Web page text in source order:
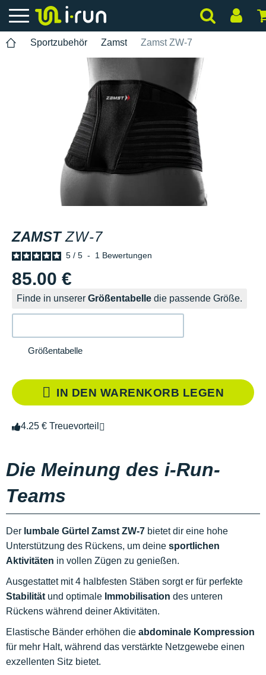
Sportzubehör Zamst Zamst ZW-7
ZAMST ZW-7
5 / 5 - 1 Bewertungen
85.00 €
Finde in unserer Größentabelle die passende Größe.
Größentabelle
IN DEN WARENKORB LEGEN
4.25 € Treuevorteil
Die Meinung des i-Run-
Teams
Der lumbale Gürtel Zamst ZW-7 bietet dir eine hohe
Unterstützung des Rückens, um deine sportlichen
Aktivitäten in vollen Zügen zu genießen.
Ausgestattet mit 4 halbfesten Stäben sorgt er für perfekte
Stabilität und optimale Immobilisation des unteren
Rückens während deiner Aktivitäten.
Elastische Bänder erhöhen die abdominale Kompression
für mehr Halt, während das verstärkte Netzgewebe einen
exzellenten Sitz bietet.